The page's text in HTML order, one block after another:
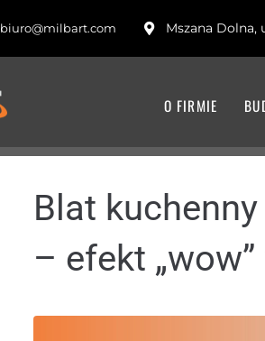
biuro@milbart.com Mszana Dolna,
O FIRMIE
Blat
– efekt